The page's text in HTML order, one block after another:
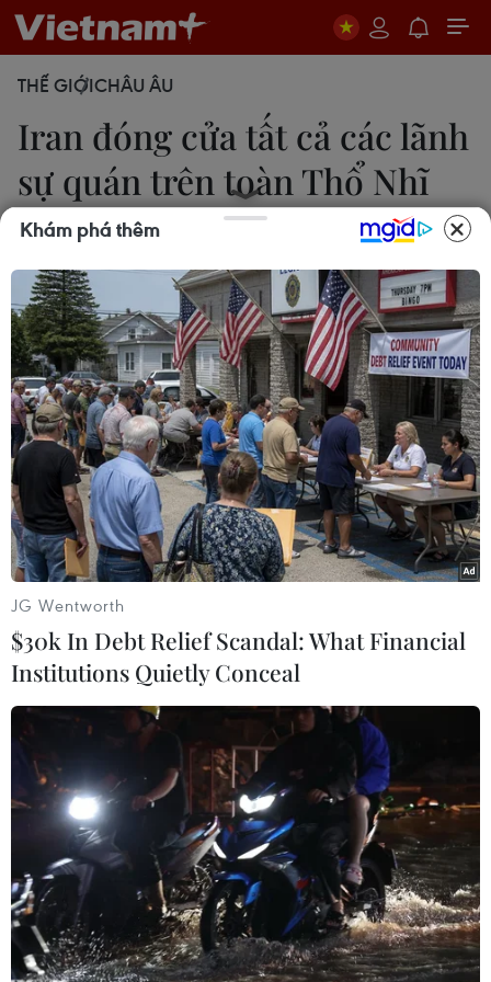
THẾ GIỚICHÂU ÂU
Iran đóng cửa tất cả các lãnh
sự quán trên toàn Thổ Nhĩ
Kỳ
20/12/2016 04:19
Đại sứ quán Iran cho biết tất cả các dịch vụ ở các
lãnh sự quán Iran tại Istanbul, Trabzon và Erzurum
sẽ bị đóng cửa vào ngày 20/12.
Cảnh sát Thổ Nhĩ Kỳ đứng gác bên ngoài Đại sứ quán Iran tại
Ankara. (Nguồn: Getty)
Theo Sputnik, ngày 20/12, Đại sứ quán Iran tại
Ankara cho biết Iran đã đóng cửa tất cả các
lãnh sự quán của nước này trên toàn Thổ Nhĩ
Kỳ sau vụ Đại sứ Nga tại Thổ Nhĩ Kỳ bị sát hại.
Khám phá thêm
JG Wentworth
$30k In Debt Relief Scandal: What Financial
Institutions Quietly Conceal